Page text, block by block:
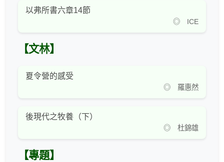
以弗所書六章14節
◎ ICE
【文林】
夏令營的感受
◎ 羅惠然
後現代之牧養（下）
◎ 杜錦雄
【專題】